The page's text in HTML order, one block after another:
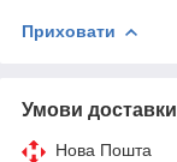
Приховати
Умови доставки
Нова Пошта